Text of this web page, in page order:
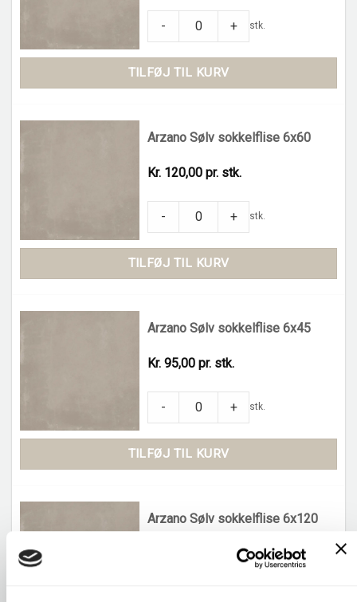
Arzano Sølv sokkelflise 6x90 quantity
- + stk.
TILFØJ TIL KURV
Arzano Sølv sokkelflise 6x60
Kr. 120,00 pr. stk.
Arzano Sølv sokkelflise 6x60 quantity
- + stk.
TILFØJ TIL KURV
Arzano Sølv sokkelflise 6x45
Kr. 95,00 pr. stk.
Arzano Sølv sokkelflise 6x45 quantity
- + stk.
TILFØJ TIL KURV
Arzano Sølv sokkelflise 6x120
Kr. 195,00 pr. stk.